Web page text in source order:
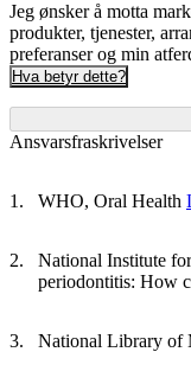
Jeg ønsker å motta
produkter, tjenester,
preferanser og min
Hva betyr dette?
Ansvarsfraskrivelser
WHO, Oral Health
National Institute
periodontitis: How
National Library of